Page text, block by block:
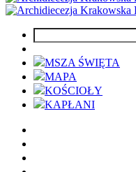
MSZA ŚWIĘTA
MAPA
KOŚCIOŁY
KAPŁANI